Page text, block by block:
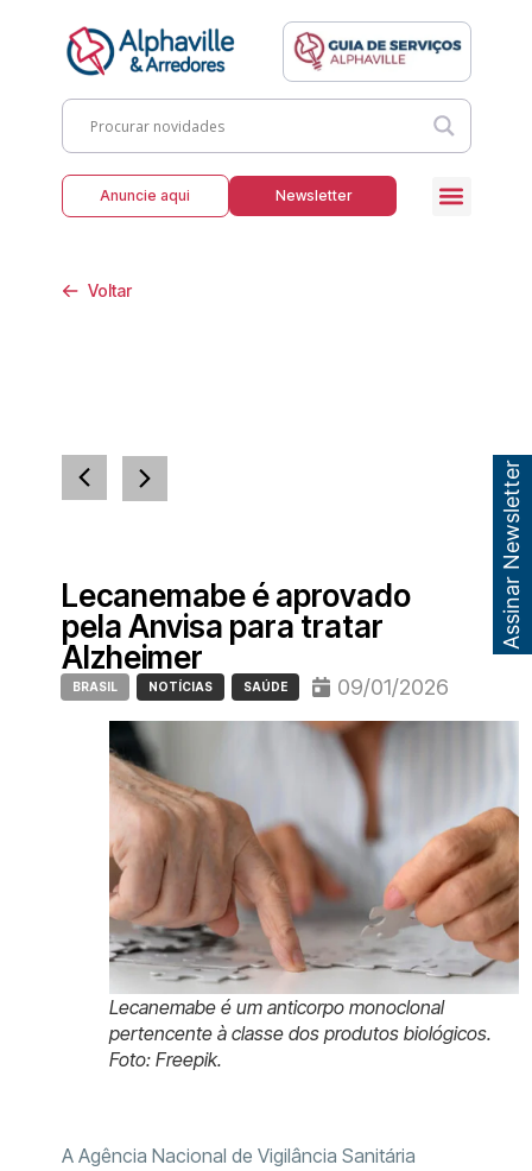
Anuncie aqui Newsletter
Voltar
Lecanemabe é aprovado
pela Anvisa para tratar
Alzheimer
BRASIL NOTÍCIAS SAÚDE 09/01/2026
Lecanemabe é um anticorpo monoclonal
pertencente à classe dos produtos biológicos.
Foto: Freepik.
A Agência Nacional de Vigilância Sanitária
Assinar Newsletter